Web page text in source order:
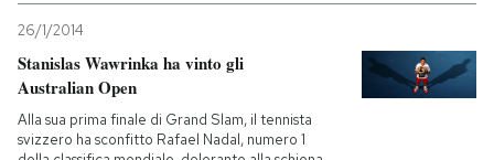
26/1/2014
Stanislas Wawrinka ha vinto gli
Australian Open
Alla sua prima finale di Grand Slam, il tennista
svizzero ha sconfitto Rafael Nadal, numero 1